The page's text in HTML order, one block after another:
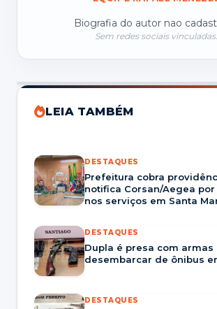
Biografia do autor nao
Sem redes sociais vinculadas.
LEIA TAMBÉM
DESTAQUES
Prefeitura cobra
notifica Corsan/Aegea
nos serviços em Santa
DESTAQUES
Dupla é presa com
desembarcar de ônibus
DESTAQUES